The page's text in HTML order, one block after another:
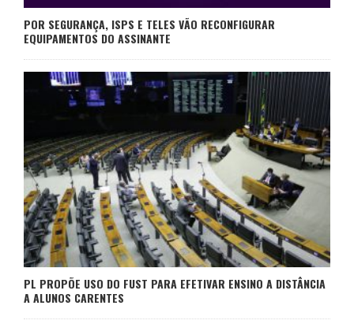
POR SEGURANÇA, ISPS E TELES VÃO RECONFIGURAR
EQUIPAMENTOS DO ASSINANTE
PL PROPÕE USO DO FUST PARA EFETIVAR ENSINO A DISTÂNCIA
A ALUNOS CARENTES